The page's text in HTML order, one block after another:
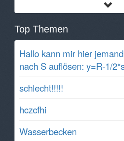
Top Themen
Hallo kann mir hier
nach S auflösen: y=R-1/
schlecht!!!!!
hczcfhi
Wasserbecken